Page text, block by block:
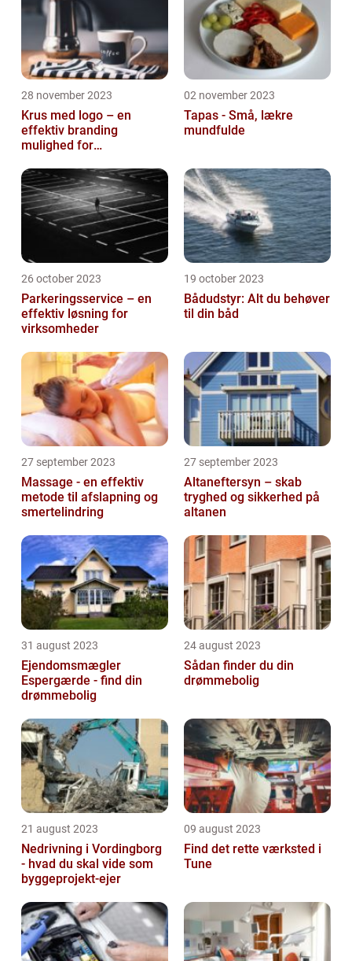
28 november 2023
Krus med logo – en
effektiv branding
mulighed for
02 november 2023
Tapas - Små, lækre
mundfulde
26 october 2023
Parkeringsservice – en
effektiv løsning for
virksomheder
19 october 2023
Bådudstyr: Alt du behøver
til din båd
27 september 2023
Massage - en effektiv
metode til afslapning og
smertelindring
27 september 2023
Altaneftersyn – skab
tryghed og sikkerhed på
altanen
31 august 2023
Ejendomsmægler
Espergærde - find din
drømmebolig
24 august 2023
Sådan finder du din
drømmebolig
21 august 2023
Nedrivning i Vordingborg
- hvad du skal vide som
byggeprojekt-ejer
09 august 2023
Find det rette værksted i
Tune